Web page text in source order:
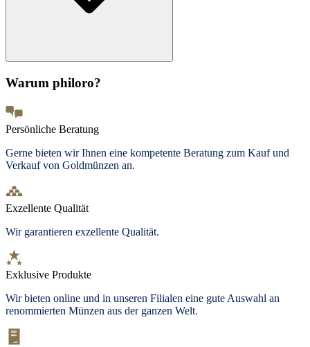
Warum philoro?
Persönliche Beratung
Gerne bieten wir Ihnen eine kompetente Beratung zum Kauf und
Verkauf von Goldmünzen an.
Exzellente Qualität
Wir garantieren exzellente Qualität.
Exklusive Produkte
Wir bieten online und in unseren Filialen eine gute Auswahl an
renommierten Münzen aus der ganzen Welt.